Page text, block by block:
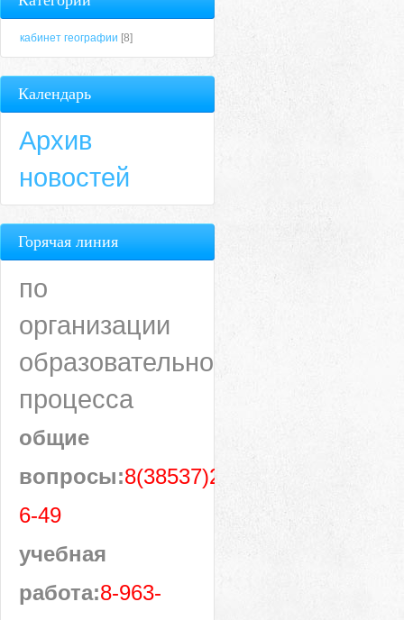
кабинет географии [8]
Календарь
Архив
новостей
Горячая линия
по
организации
образовательного
процесса
общие
вопросы:8(38537)28-
6-49
учебная
работа:8-963-